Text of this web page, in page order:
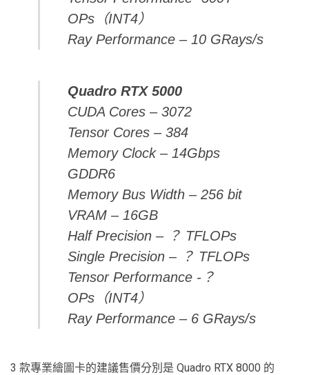
OPs（INT4）
Ray Performance – 10 GRays/s
Quadro RTX 5000
CUDA Cores – 3072
Tensor Cores – 384
Memory Clock – 14Gbps
GDDR6
Memory Bus Width – 256 bit
VRAM – 16GB
Half Precision – ？ TFLOPs
Single Precision – ？ TFLOPs
Tensor Performance -？
OPs（INT4）
Ray Performance – 6 GRays/s
3 款專業繪圖卡的建議售價分別是 Quadro RTX 8000 的